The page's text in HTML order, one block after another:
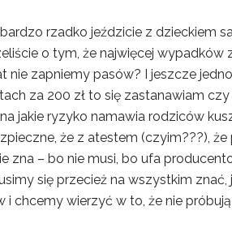
bardzo rzadko jeździcie z dzieckiem
o tym, że najwięcej wypadków
nie zapniemy pasów? I jeszcze
za 200 zł to się zastanawiam
jakie ryzyko namawia rodziców
że z atestem (czyim???),
zna – bo nie musi, bo ufa
się przecież na wszystkim
chcemy wierzyć w to, że nie